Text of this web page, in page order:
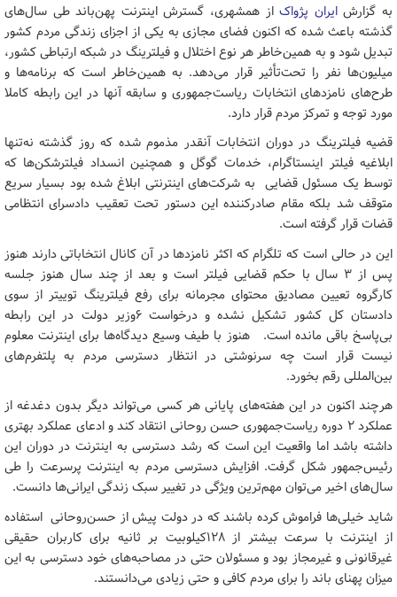
به گزارشایران پژواکاز همشهری، گسترش اینترنت پهن‌باند طی سال‌های
گذشته باعث شده که اکنون فضای مجازی به یکی از اجزای زندگی مردم کشور
تبدیل شود و به همین‌خاطر هر نوع اختلال و فیلترینگ در شبکه ارتباطی کشور،
میلیون‌ها نفر را تحت‌تأثیر قرار می‌دهد. به همین‌خاطر است که برنامه‌ها و
طرح‌های نامزدهای انتخابات ریاست‌جمهوری و سابقه آنها در این رابطه کاملا
مورد توجه و تمرکز مردم قرار دارد.
قضیه فیلترینگ در دوران انتخابات آنقدر مذموم شده که روز گذشته نه‌تنها
ابلاغیه فیلتر اینستاگرام، خدمات گوگل و همچنین انسداد فیلترشکن‌ها که
توسط یک مسئول قضایی به شرکت‌های اینترنتی ابلاغ شده بود بسیار سریع
متوقف شد بلکه مقام صادرکننده این دستور تحت تعقیب دادسرای انتظامی
قضات قرار گرفته است.
این در حالی است که تلگرام که اکثر نامزدها در آن کانال انتخاباتی دارند هنوز
پس از ۳ سال با حکم قضایی فیلتر است و بعد از چند سال هنوز جلسه
کارگروه تعیین مصادیق محتوای مجرمانه برای رفع فیلترینگ توییتر از سوی
دادستان کل کشور تشکیل نشده و درخواست ۶وزیر دولت در این رابطه
بی‌پاسخ باقی مانده است. هنوز با طیف وسیع دیدگاه‌ها برای اینترنت معلوم
نیست قرار است چه سرنوشتی در انتظار دسترسی مردم به پلتفرم‌های
بین‌المللی رقم بخورد.
هرچند اکنون در این هفته‌های پایانی هر کسی می‌تواند دیگر بدون دغدغه از
عملکرد ۲ دوره ریاست‌جمهوری حسن روحانی انتقاد کند و ادعای عملکرد بهتری
داشته باشد اما واقعیت این است که رشد دسترسی به اینترنت در دوران این
رئیس‌جمهور شکل گرفت. افزایش دسترسی مردم به اینترنت پرسرعت را طی
سال‌های اخیر می‌توان مهم‌ترین ویژگی در تغییر سبک زندگی ایرانی‌ها دانست.
شاید خیلی‌ها فراموش کرده باشند که در دولت پیش از حسن‌روحانی استفاده
از اینترنت با سرعت بیشتر از ۱۲۸کیلوبیت بر ثانیه برای کاربران حقیقی
غیرقانونی و غیرمجاز بود و مسئولان حتی در مصاحبه‌های خود دسترسی به این
میزان پهنای باند را برای مردم کافی و حتی زیادی می‌دانستند.